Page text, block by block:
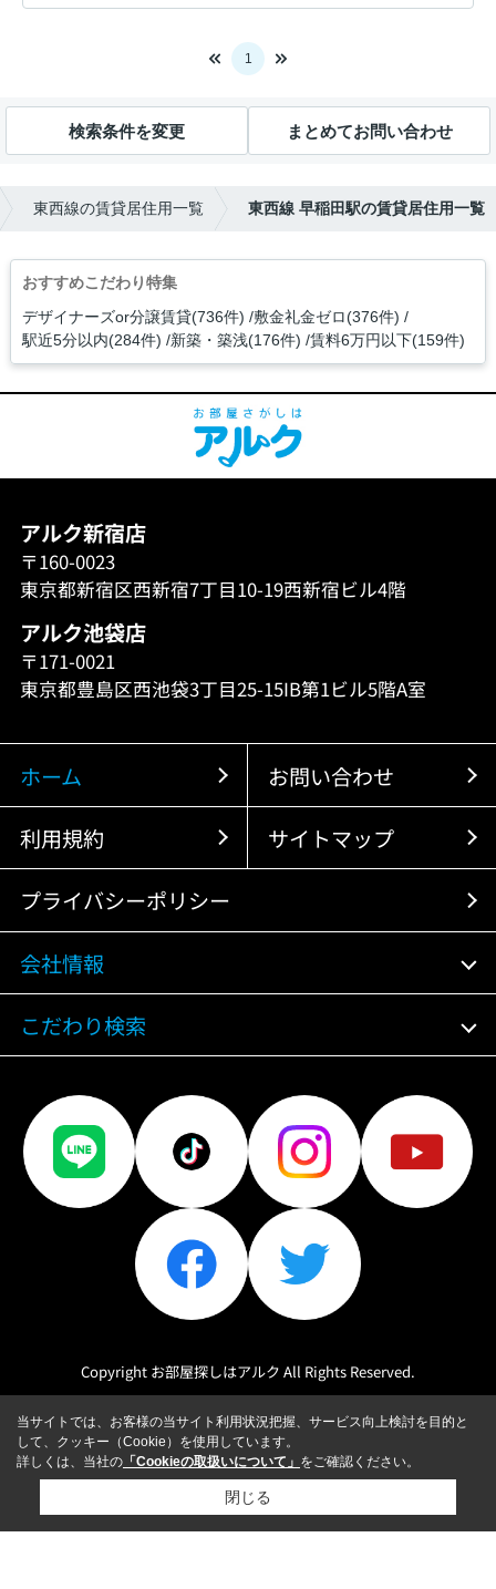
1
検索条件を変更 まとめてお問い合わせ
東西線の賃貸居住用一覧 東西線 早稲田駅の賃貸居住用一覧
おすすめこだわり特集
デザイナーズor分譲賃貸(736件) 敷金礼金ゼロ(376件)
駅近5分以内(284件) 新築・築浅(176件) 賃料6万円以下(159件)
アルク新宿店
〒160-0023
東京都新宿区西新宿7丁目10-19西新宿ビル4階
アルク池袋店
〒171-0021
東京都豊島区西池袋3丁目25-15IB第1ビル5階A室
ホーム お問い合わせ
利用規約 サイトマップ
プライバシーポリシー
会社情報
こだわり検索
Copyright お部屋探しはアルク All Rights Reserved.
当サイトでは、お客様の当サイト利用状況把握、サービス向上検討を目的と
して、クッキー（Cookie）を使用しています。
詳しくは、当社の 「Cookieの取扱いについて」 をご確認ください。
閉じる